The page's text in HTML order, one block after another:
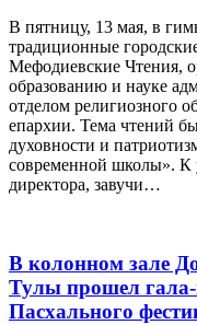
В пятницу, 13 мая, в
традиционные
Мефодиевские Чтения,
образованию и науке
отделом религиозного
епархии. Тема чтений
духовности и
современной школы».
директора, завучи…
В колонном зале
Тулы прошел
Пасхального